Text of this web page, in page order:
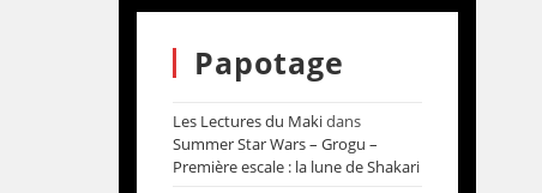
Papotage
Les Lectures du Makidans
Summer Star Wars – Grogu –
Première escale : la lune de Shakari